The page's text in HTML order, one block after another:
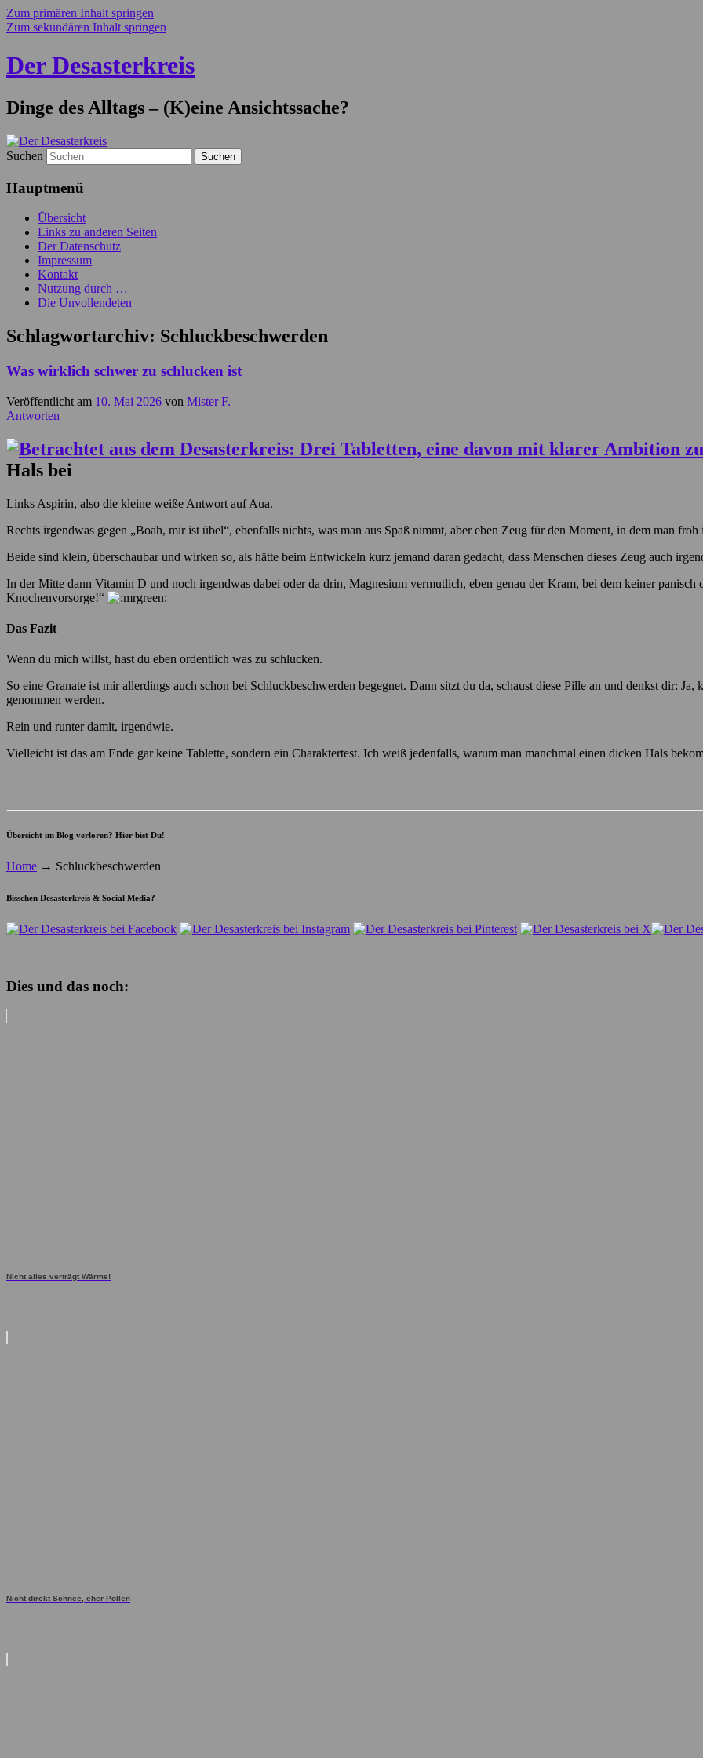
Zum primären Inhalt springen
Zum sekundären Inhalt springen
Der Desasterkreis
Dinge des Alltags – (K)eine Ansichtssache?
Suchen
Hauptmenü
Übersicht
Links zu anderen Seiten
Der Datenschutz
Impressum
Kontakt
Nutzung durch …
Die Unvollendeten
Schlagwortarchiv: Schluckbeschwerden
Was wirklich schwer zu schlucken ist
Veröffentlicht am 10. Mai 2026 von Mister F.
Antworten
Hals bei
Links Aspirin, also die kleine weiße Antwort auf Aua.
Rechts irgendwas gegen „Boah, mir ist übel“, ebenfalls nichts, was man aus Spaß nimmt, aber eben Zeug für den Moment, in dem man froh
Beide sind klein, überschaubar und wirken so, als hätte beim Entwickeln kurz jemand daran gedacht, dass Menschen dieses Zeug auch
In der Mitte dann Vitamin D und noch irgendwas dabei oder da drin, Magnesium vermutlich, eben genau der Kram, bei dem keiner
Knochenvorsorge!“
Das Fazit
Wenn du mich willst, hast du eben ordentlich was zu schlucken.
So eine Granate ist mir allerdings auch schon bei Schluckbeschwerden begegnet. Dann sitzt du da, schaust diese Pille an und denkst dir:
genommen werden.
Rein und runter damit, irgendwie.
Vielleicht ist das am Ende gar keine Tablette, sondern ein Charaktertest. Ich weiß jedenfalls, warum man manchmal einen dicken Hals
Übersicht im Blog verloren? Hier bist Du!
Home → Schluckbeschwerden
Bisschen Desasterkreis & Social Media?
Dies und das noch:
Nicht alles verträgt Wärme!
Nicht direkt Schnee, eher Pollen